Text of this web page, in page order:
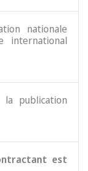
nationale
international
publication
est